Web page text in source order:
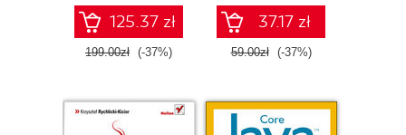
125.37 zł
199.00zł (-37%)
37.17 zł
59.00zł (-37%)